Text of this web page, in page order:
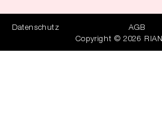
Datenschutz AGB
Copyright © 2026